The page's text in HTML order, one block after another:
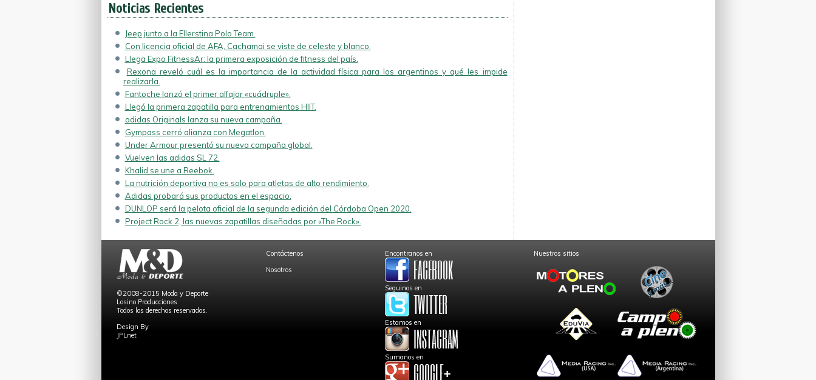
Noticias Recientes
Jeep junto a la Ellerstina Polo Team.
Con licencia oficial de AFA, Cachamai se viste de celeste y blanco.
Llega Expo FitnessAr: la primera exposición de fitness del país.
Rexona reveló cuál es la importancia de la actividad física para los argentinos y qué les impide
realizarla.
Fantoche lanzó el primer alfajor «cuádruple».
Llegó la primera zapatilla para entrenamientos HIIT.
adidas Originals lanza su nueva campaña.
Gympass cerró alianza con Megatlon.
Under Armour presentó su nueva campaña global.
Vuelven las adidas SL 72.
Khalid se une a Reebok.
La nutrición deportiva no es solo para atletas de alto rendimiento.
Adidas probará sus productos en el espacio.
DUNLOP será la pelota oficial de la segunda edición del Córdoba Open 2020.
Project Rock 2, las nuevas zapatillas diseñadas por «The Rock».
©2008-2015 Moda y Deporte
Losino Producciones
Todos los derechos reservados.
Design By
JPLnet
Contáctenos
Nosotros
Encontranos en
Seguinos en
Estamos en
Sumanos en
Nuestros sitios